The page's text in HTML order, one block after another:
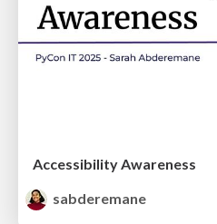
Accessibility Awareness
sabderemane